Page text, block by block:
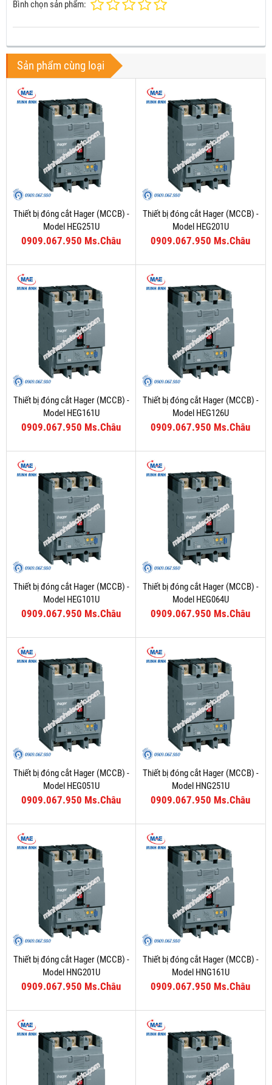
Bình chọn sản phẩm:
Sản phẩm cùng loại
Thiết bị đóng cắt Hager (MCCB) -
Model HEG251U
0909.067.950 Ms.Châu
Thiết bị đóng cắt Hager (MCCB) -
Model HEG201U
0909.067.950 Ms.Châu
Thiết bị đóng cắt Hager (MCCB) -
Model HEG161U
0909.067.950 Ms.Châu
Thiết bị đóng cắt Hager (MCCB) -
Model HEG126U
0909.067.950 Ms.Châu
Thiết bị đóng cắt Hager (MCCB) -
Model HEG101U
0909.067.950 Ms.Châu
Thiết bị đóng cắt Hager (MCCB) -
Model HEG064U
0909.067.950 Ms.Châu
Thiết bị đóng cắt Hager (MCCB) -
Model HEG051U
0909.067.950 Ms.Châu
Thiết bị đóng cắt Hager (MCCB) -
Model HNG251U
0909.067.950 Ms.Châu
Thiết bị đóng cắt Hager (MCCB) -
Model HNG201U
0909.067.950 Ms.Châu
Thiết bị đóng cắt Hager (MCCB) -
Model HNG161U
0909.067.950 Ms.Châu